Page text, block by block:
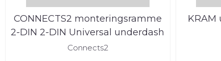
CONNECTS2 monteringsramme
2-DIN 2-DIN Universal underdash
mont.s
Connects2